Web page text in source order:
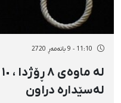
11:10 - 9 بانەمەڕ 2720
لەسێدارە دراون